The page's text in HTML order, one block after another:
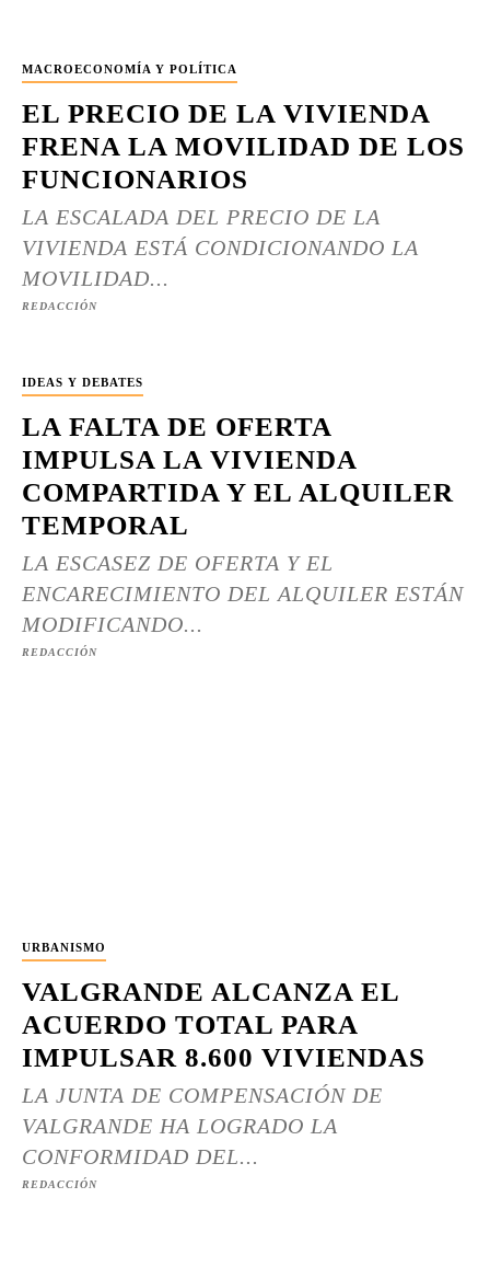
MACROECONOMÍA Y POLÍTICA
EL PRECIO DE LA VIVIENDA
FRENA LA MOVILIDAD DE LOS
FUNCIONARIOS
LA ESCALADA DEL PRECIO DE LA
VIVIENDA ESTÁ CONDICIONANDO LA
MOVILIDAD...
REDACCIÓN
IDEAS Y DEBATES
LA FALTA DE OFERTA
IMPULSA LA VIVIENDA
COMPARTIDA Y EL ALQUILER
TEMPORAL
LA ESCASEZ DE OFERTA Y EL
ENCARECIMIENTO DEL ALQUILER ESTÁN
MODIFICANDO...
REDACCIÓN
URBANISMO
VALGRANDE ALCANZA EL
ACUERDO TOTAL PARA
IMPULSAR 8.600 VIVIENDAS
LA JUNTA DE COMPENSACIÓN DE
VALGRANDE HA LOGRADO LA
CONFORMIDAD DEL...
REDACCIÓN